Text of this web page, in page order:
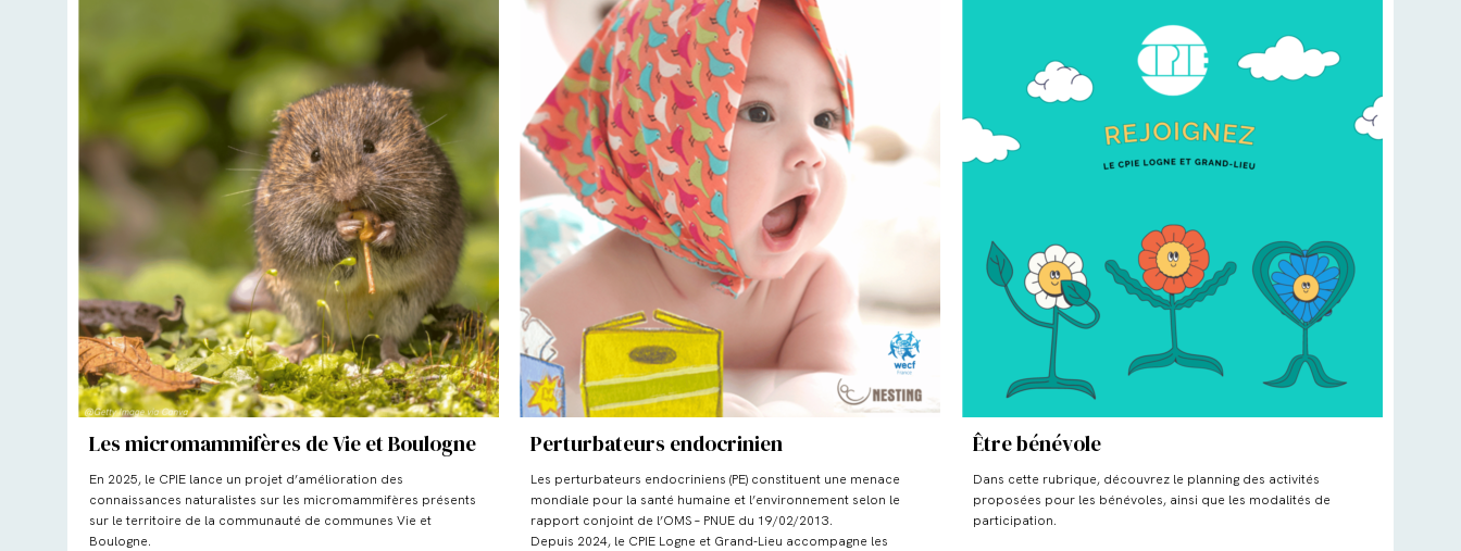
Les micromammifères de Vie et Boulogne
En 2025, le CPIE lance un projet d’amélioration des
connaissances naturalistes sur les micromammifères présents
sur le territoire de la communauté de communes Vie et
Boulogne.
Perturbateurs endocrinien
Les perturbateurs endocriniens (PE) constituent une menace
mondiale pour la santé humaine et l’environnement selon le
rapport conjoint de l’OMS – PNUE du 19/02/2013.
Depuis 2024, le CPIE Logne et Grand-Lieu accompagne les
Être bénévole
Dans cette rubrique, découvrez le planning des activités
proposées pour les bénévoles, ainsi que les modalités de
participation.